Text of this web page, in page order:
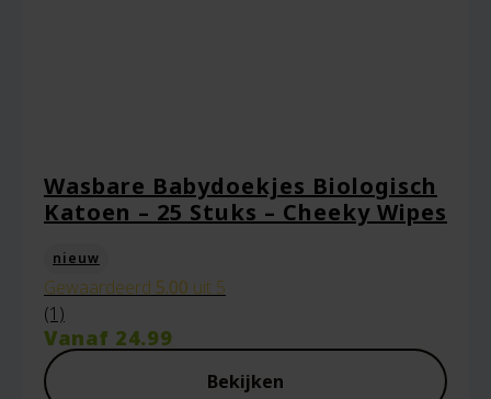
E-mail*
Captcha*
Wasbare Babydoekjes Biologisch
Katoen – 25 Stuks – Cheeky Wipes
nieuw
Gewaardeerd 5.00 uit 5
(1)
Vanaf 24.99
Bekijken